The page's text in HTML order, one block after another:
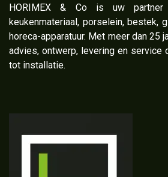
​HORIMEX & Co is uw partner
keukenmateriaal, porselein, bestek,
horeca-apparatuur. Met meer dan 25
advies, ontwerp, levering en service
tot installatie.